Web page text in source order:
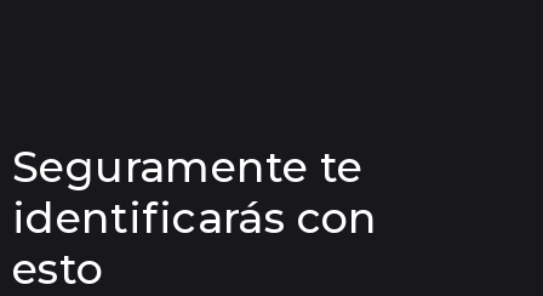
Seguramente te
identificarás con
esto